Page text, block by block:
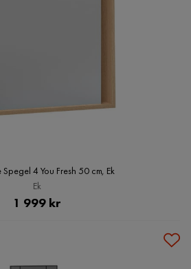
4 You Fresh 50 cm, Ek
Ek
Pris
1 999 kr